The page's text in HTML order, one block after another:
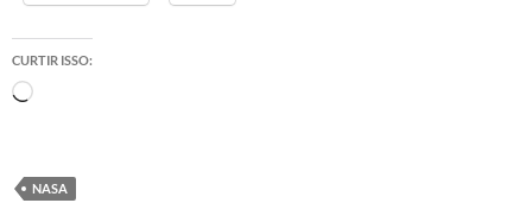
CURTIR ISSO:
Carregando...
NASA